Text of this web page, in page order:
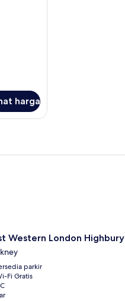
harga
Western London Highbury
parkir
Fi Gratis
London Highbury